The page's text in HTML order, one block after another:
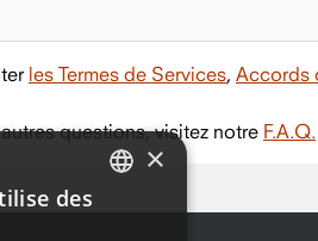
les Termes de Services, Accords
questions, visitez notre F.A.Q.
×
des